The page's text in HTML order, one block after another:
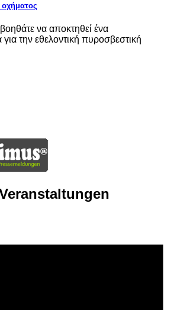
να αποκτηθεί ένα
την εθελοντική πυροσβεστική